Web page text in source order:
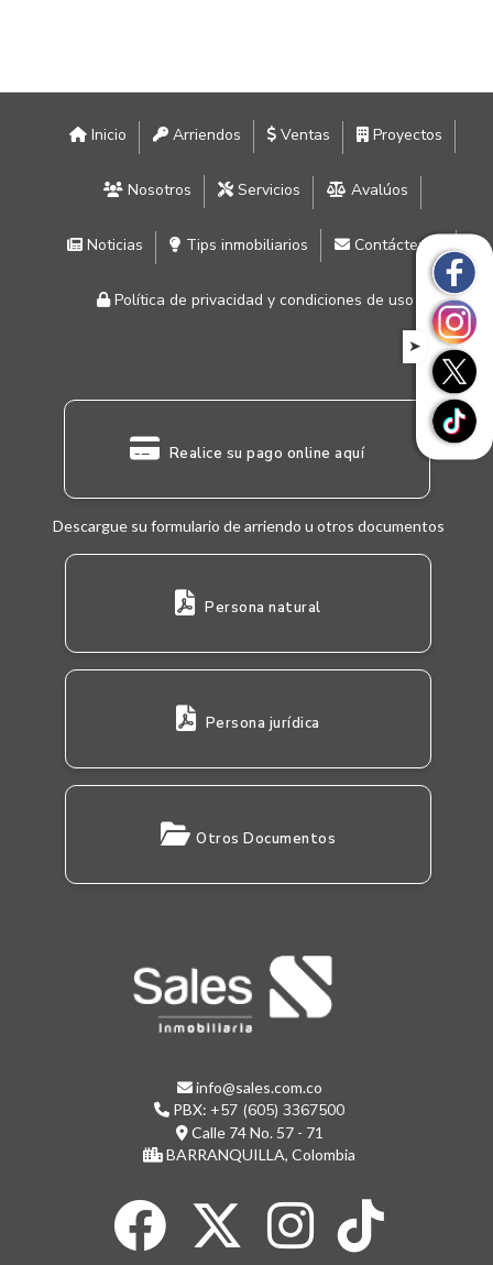
Inicio Arriendos Ventas Proyectos
Nosotros Servicios Avalúos
Noticias Tips inmobiliarios Contáctenos
Política de privacidad y condiciones de uso
Realice su pago online aquí
Descargue su formulario de arriendo u otros documentos
Persona natural
Persona jurídica
Otros Documentos
info@sales.com.co
PBX: +57 (605) 3367500
Calle 74 No. 57 - 71
BARRANQUILLA, Colombia
➤